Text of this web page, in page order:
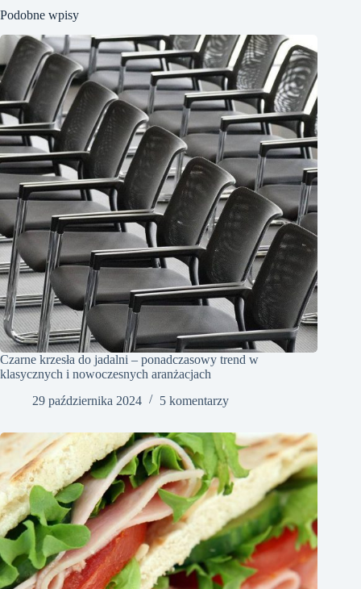
Podobne wpisy
Czarne krzesła do jadalni – ponadczasowy trend w
klasycznych i nowoczesnych aranżacjach
29 października 2024
5 komentarzy